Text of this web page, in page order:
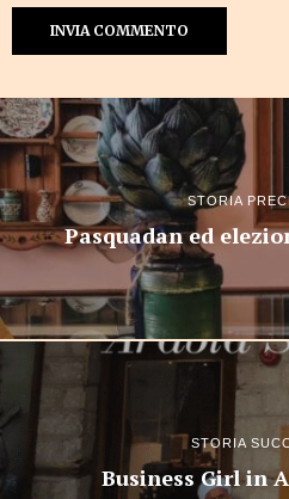
STORIA
Pasquadan ed
STORIA
Business Girl in